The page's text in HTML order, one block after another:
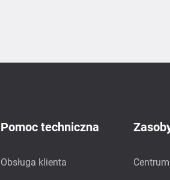
Pomoc techniczna
Obsługa klienta